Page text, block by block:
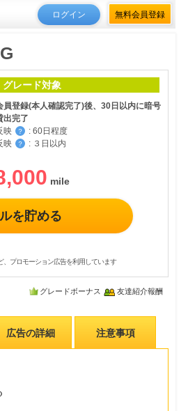
ログイン 無料会員登録
グレード対象
員登録(本人確認完了)後、30日以内に暗号
出完了
映
？ : 60日程度
映
？ : ３日以内
を貯める
、プロモーション広告を利用しています
グレードボーナス 友達紹介報酬
広告の詳細 注意事項